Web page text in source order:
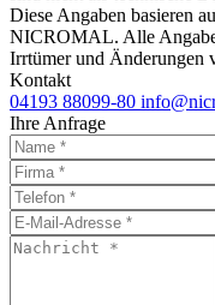
Diese Angaben basieren
NICROMAL. Alle
Irrtümer und Änderungen
Kontakt
04193 88099-80
Ihre Anfrage